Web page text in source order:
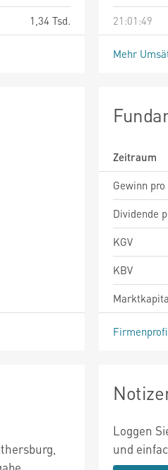
1,34 Tsd.
21:01:49
Mehr
Zeitraum
Gewinn
Dividende
KGV
KBV
Loggen
und